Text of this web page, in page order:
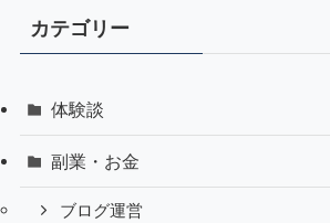
カテゴリー
体験談
副業・お金
ブログ運営